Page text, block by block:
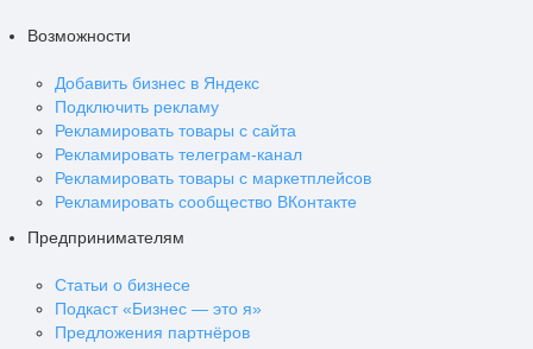
Возможности
Добавить бизнес в Яндекс
Подключить рекламу
Рекламировать товары с сайта
Рекламировать телеграм-канал
Рекламировать товары с маркетплейсов
Рекламировать сообщество ВКонтакте
Предпринимателям
Статьи о бизнесе
Подкаст «Бизнес — это я»
Предложения партнёров